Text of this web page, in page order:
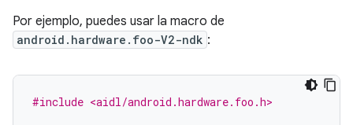
Por ejemplo, puedes usar la macro de
android.hardware.foo-V2-ndk :
#include <aidl/android.hardware.foo.h>